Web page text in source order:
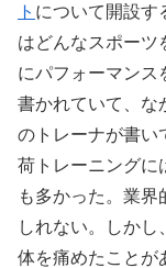
ト について開設す
はどんなスポーツ
にパフォーマンス
書かれていて、な
のトレーナが書い
荷トレーニングに
も多かった。業
しれない。しか
体を痛めたことが